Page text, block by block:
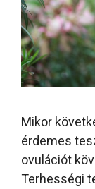
Mikor
érdemes
ovulációt
Terhességi